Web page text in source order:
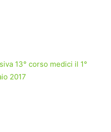
13° corso medici il 1°
2017